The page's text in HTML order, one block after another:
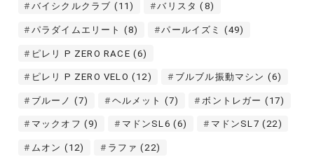
バイシクルクラブ (11) バリスタ (8)
パラダイムエリート (8) パールイズミ (49)
ピレリ P ZERO RACE (6)
ピレリ P ZERO VELO (12) ブルブル振動マシン (6)
ブルーノ (7) ヘルメット (7) ボントレガー (17)
マックオフ (9) マドンSL6 (6) マドンSL7 (22)
ムオン (12) ラファ (22)